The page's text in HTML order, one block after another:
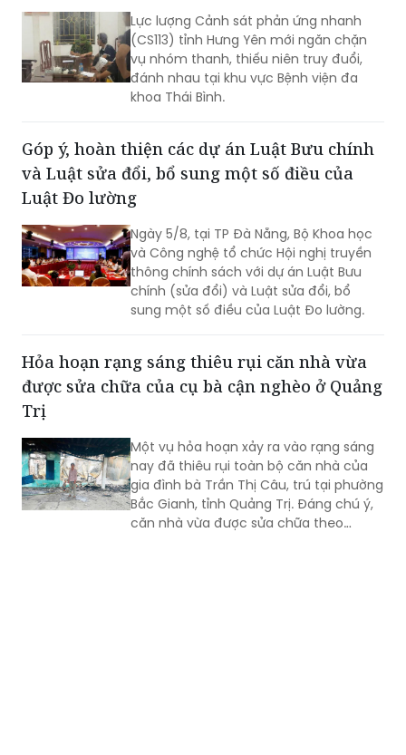
đánh giá chất lượng hoạt động của
mỗi đơn vị.
Lực lượng Cảnh sát phản ứng nhanh
(CS113) tỉnh Hưng Yên mới ngăn chặn
vụ nhóm thanh, thiếu niên truy đuổi,
đánh nhau tại khu vực Bệnh viện đa
khoa Thái Bình.
Góp ý, hoàn thiện các dự án Luật Bưu chính
và Luật sửa đổi, bổ sung một số điều của
Luật Đo lường
Ngày 5/8, tại TP Đà Nẵng, Bộ Khoa học
và Công nghệ tổ chức Hội nghị truyền
thông chính sách với dự án Luật Bưu
chính (sửa đổi) và Luật sửa đổi, bổ
sung một số điều của Luật Đo lường.
Hỏa hoạn rạng sáng thiêu rụi căn nhà vừa
được sửa chữa của cụ bà cận nghèo ở Quảng
Trị
Một vụ hỏa hoạn xảy ra vào rạng sáng
nay đã thiêu rụi toàn bộ căn nhà của
gia đình bà Trần Thị Câu, trú tại phường
Bắc Gianh, tỉnh Quảng Trị. Đáng chú ý,
căn nhà vừa được sửa chữa theo